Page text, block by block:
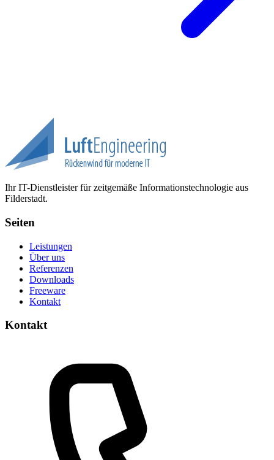
Ihr IT-Dienstleister für zeitgemäße Informationstechnologie aus
Filderstadt.
Seiten
Leistungen
Über uns
Referenzen
Downloads
Freeware
Kontakt
Kontakt